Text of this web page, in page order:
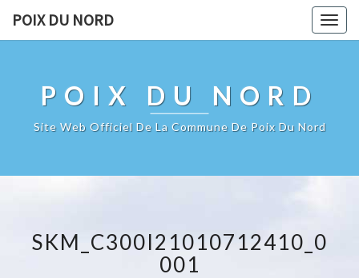
POIX DU NORD
POIX DU NORD
Site Web Officiel De La Commune De Poix Du Nord
SKM_C300I21010712410_0
001